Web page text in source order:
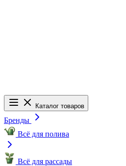
Каталог товаров
Бренды
Всё для полива
Всё для рассады